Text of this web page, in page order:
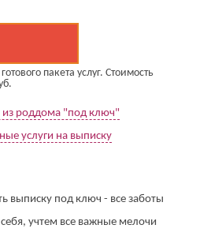
пакета услуг. Стоимость
из роддома "под ключ"
услуги на выписку
выписку под ключ - все заботы
учтем все важные мелочи